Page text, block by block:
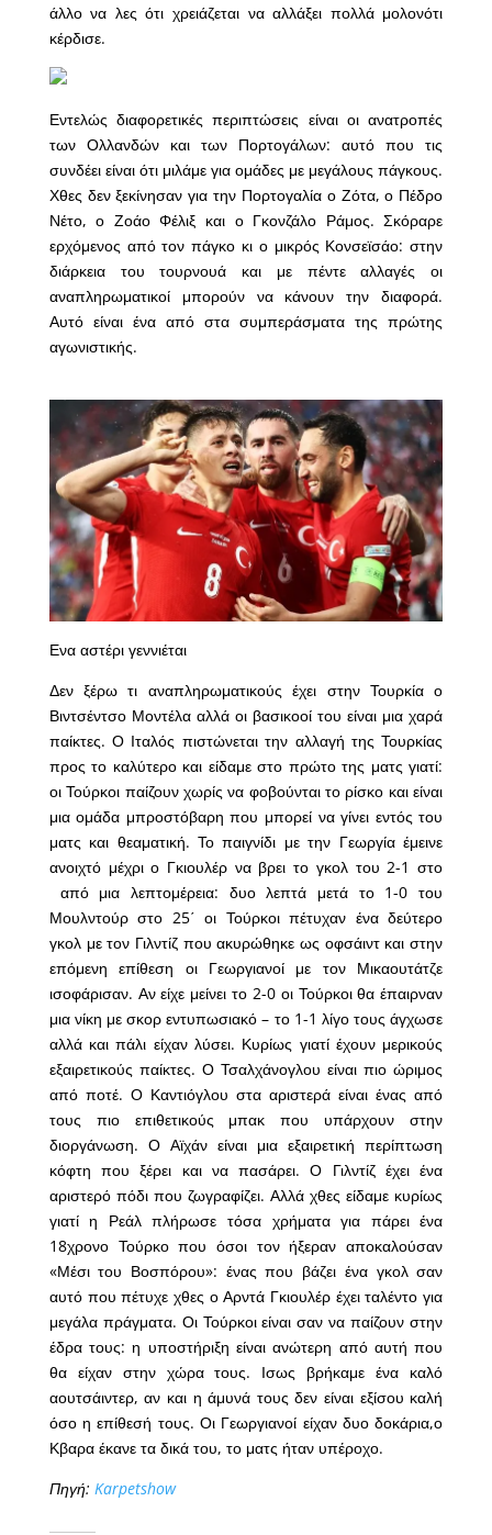
άλλο να λες ότι χρειάζεται να αλλάξει πολλά μολονότι
κέρδισε.
Εντελώς διαφορετικές περιπτώσεις είναι οι ανατροπές
των Ολλανδών και των Πορτογάλων: αυτό που τις
συνδέει είναι ότι μιλάμε για ομάδες με μεγάλους πάγκους.
Χθες δεν ξεκίνησαν για την Πορτογαλία ο Ζότα, ο Πέδρο
Νέτο, ο Ζοάο Φέλιξ και ο Γκονζάλο Ράμος. Σκόραρε
ερχόμενος από τον πάγκο κι ο μικρός Κονσεϊσάο: στην
διάρκεια του τουρνουά και με πέντε αλλαγές οι
αναπληρωματικοί μπορούν να κάνουν την διαφορά.
Αυτό είναι ένα από στα συμπεράσματα της πρώτης
αγωνιστικής.
Ενα αστέρι γεννιέται
Δεν ξέρω τι αναπληρωματικούς έχει στην Τουρκία ο
Βιντσέντσο Μοντέλα αλλά οι βασικοοί του είναι μια χαρά
παίκτες. Ο Ιταλός πιστώνεται την αλλαγή της Τουρκίας
προς το καλύτερο και είδαμε στο πρώτο της ματς γιατί:
οι Τούρκοι παίζουν χωρίς να φοβούνται το ρίσκο και είναι
μια ομάδα μπροστόβαρη που μπορεί να γίνει εντός του
ματς και θεαματική. Το παιγνίδι με την Γεωργία έμεινε
ανοιχτό μέχρι ο Γκιουλέρ να βρει το γκολ του 2-1 στο
από μια λεπτομέρεια: δυο λεπτά μετά το 1-0 του
Μουλντούρ στο 25΄ οι Τούρκοι πέτυχαν ένα δεύτερο
γκολ με τον Γιλντίζ που ακυρώθηκε ως οφσάιντ και στην
επόμενη επίθεση οι Γεωργιανοί με τον Μικαουτάτζε
ισοφάρισαν. Αν είχε μείνει το 2-0 οι Τούρκοι θα έπαιρναν
μια νίκη με σκορ εντυπωσιακό – το 1-1 λίγο τους άγχωσε
αλλά και πάλι είχαν λύσει. Κυρίως γιατί έχουν μερικούς
εξαιρετικούς παίκτες. Ο Τσαλχάνογλου είναι πιο ώριμος
από ποτέ. Ο Καντιόγλου στα αριστερά είναι ένας από
τους πιο επιθετικούς μπακ που υπάρχουν στην
διοργάνωση. Ο Αϊχάν είναι μια εξαιρετική περίπτωση
κόφτη που ξέρει και να πασάρει. Ο Γιλντίζ έχει ένα
αριστερό πόδι που ζωγραφίζει. Αλλά χθες είδαμε κυρίως
γιατί η Ρεάλ πλήρωσε τόσα χρήματα για πάρει ένα
18χρονο Τούρκο που όσοι τον ήξεραν αποκαλούσαν
«Μέσι του Βοσπόρου»: ένας που βάζει ένα γκολ σαν
αυτό που πέτυχε χθες ο Αρντά Γκιουλέρ έχει ταλέντο για
μεγάλα πράγματα. Οι Τούρκοι είναι σαν να παίζουν στην
έδρα τους: η υποστήριξη είναι ανώτερη από αυτή που
θα είχαν στην χώρα τους. Ισως βρήκαμε ένα καλό
αουτσάιντερ, αν και η άμυνά τους δεν είναι εξίσου καλή
όσο η επίθεσή τους. Οι Γεωργιανοί είχαν δυο δοκάρια,ο
Κβαρα έκανε τα δικά του, το ματς ήταν υπέροχο.
Πηγή: Karpetshow